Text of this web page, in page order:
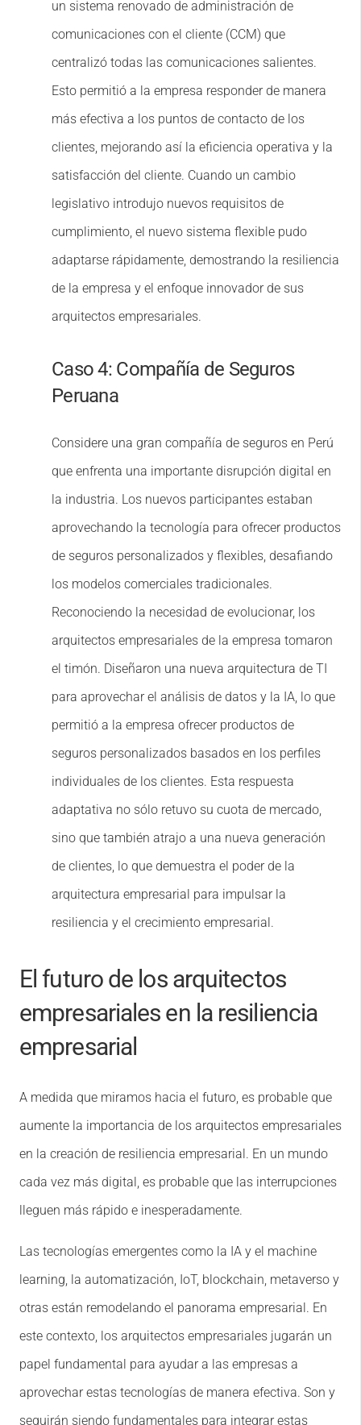
un sistema renovado de administración de
comunicaciones con el cliente (CCM) que
centralizó todas las comunicaciones salientes.
Esto permitió a la empresa responder de manera
más efectiva a los puntos de contacto de los
clientes, mejorando así la eficiencia operativa y la
satisfacción del cliente. Cuando un cambio
legislativo introdujo nuevos requisitos de
cumplimiento, el nuevo sistema flexible pudo
adaptarse rápidamente, demostrando la resiliencia
de la empresa y el enfoque innovador de sus
arquitectos empresariales.
Caso 4: Compañía de Seguros
Peruana
Considere una gran compañía de seguros en Perú
que enfrenta una importante disrupción digital en
la industria. Los nuevos participantes estaban
aprovechando la tecnología para ofrecer productos
de seguros personalizados y flexibles, desafiando
los modelos comerciales tradicionales.
Reconociendo la necesidad de evolucionar, los
arquitectos empresariales de la empresa tomaron
el timón. Diseñaron una nueva arquitectura de TI
para aprovechar el análisis de datos y la IA, lo que
permitió a la empresa ofrecer productos de
seguros personalizados basados ​​en los perfiles
individuales de los clientes. Esta respuesta
adaptativa no sólo retuvo su cuota de mercado,
sino que también atrajo a una nueva generación
de clientes, lo que demuestra el poder de la
arquitectura empresarial para impulsar la
resiliencia y el crecimiento empresarial.
El futuro de los arquitectos
empresariales en la resiliencia
empresarial
A medida que miramos hacia el futuro, es probable que
aumente la importancia de los arquitectos empresariales
en la creación de resiliencia empresarial. En un mundo
cada vez más digital, es probable que las interrupciones
lleguen más rápido e inesperadamente.
Las tecnologías emergentes como la IA y el machine
learning, la automatización, IoT, blockchain, metaverso y
otras están remodelando el panorama empresarial. En
este contexto, los arquitectos empresariales jugarán un
papel fundamental para ayudar a las empresas a
aprovechar estas tecnologías de manera efectiva. Son y
seguirán siendo fundamentales para integrar estas